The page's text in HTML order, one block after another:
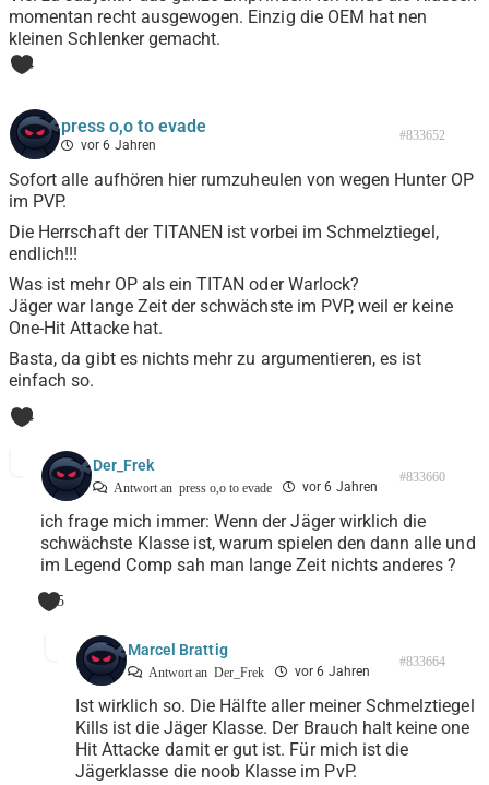
momentan recht ausgewogen. Einzig die OEM hat nen
kleinen Schlenker gemacht.
4
press o,o to evade
vor 6 Jahren
#833652
Sofort alle aufhören hier rumzuheulen von wegen Hunter OP
im PVP.
Die Herrschaft der TITANEN ist vorbei im Schmelztiegel,
endlich!!!
Was ist mehr OP als ein TITAN oder Warlock?
Jäger war lange Zeit der schwächste im PVP, weil er keine
One-Hit Attacke hat.
Basta, da gibt es nichts mehr zu argumentieren, es ist
einfach so.
4
Der_Frek
Antwort an press o,o to evade vor 6 Jahren
#833660
ich frage mich immer: Wenn der Jäger wirklich die
schwächste Klasse ist, warum spielen den dann alle und
im Legend Comp sah man lange Zeit nichts anderes ?
5
Marcel Brattig
Antwort an Der_Frek vor 6 Jahren
#833664
Ist wirklich so. Die Hälfte aller meiner Schmelztiegel
Kills ist die Jäger Klasse. Der Brauch halt keine one
Hit Attacke damit er gut ist. Für mich ist die
Jägerklasse die noob Klasse im PvP.